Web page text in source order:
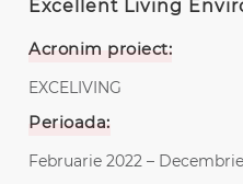
Excellent Living
Acronim proiect:
EXCELIVING
Perioada:
Februarie 2022 –